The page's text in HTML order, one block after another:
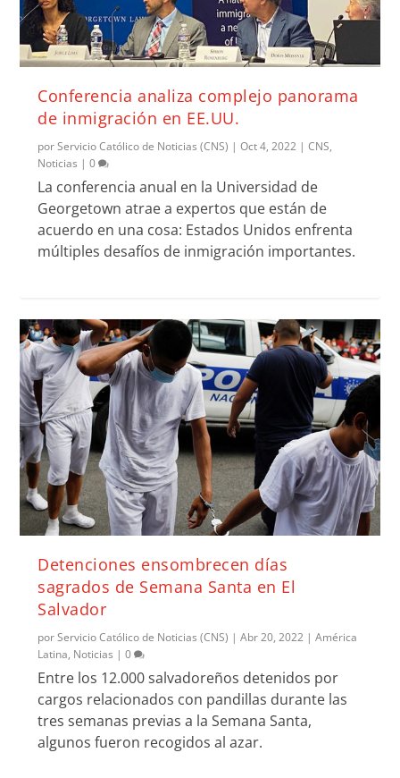
Conferencia analiza complejo panorama
de inmigración en EE.UU.
porServicio Católico de Noticias (CNS) |Oct 4, 2022 |CNS,
Noticias |0
La conferencia anual en la Universidad de
Georgetown atrae a expertos que están de
acuerdo en una cosa: Estados Unidos enfrenta
múltiples desafíos de inmigración importantes.
Detenciones ensombrecen días
sagrados de Semana Santa en El
Salvador
porServicio Católico de Noticias (CNS) |Abr 20, 2022 |América
Latina, Noticias |0
Entre los 12.000 salvadoreños detenidos por
cargos relacionados con pandillas durante las
tres semanas previas a la Semana Santa,
algunos fueron recogidos al azar.